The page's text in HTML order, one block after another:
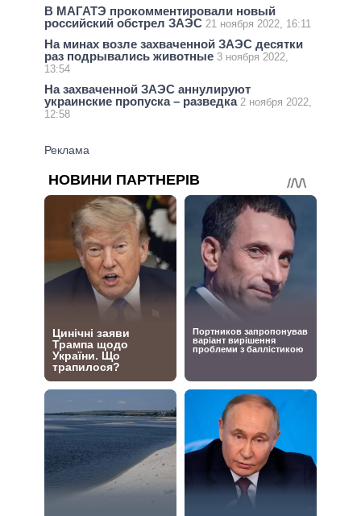
В МАГАТЭ прокомментировали новый
российский обстрел ЗАЭС 21 ноября 2022, 16:11
На минах возле захваченной ЗАЭС десятки
раз подрывались животные 3 ноября 2022,
13:54
На захваченной ЗАЭС аннулируют
украинские пропуска – разведка 2 ноября 2022,
12:58